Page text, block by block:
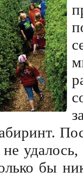
не
бы